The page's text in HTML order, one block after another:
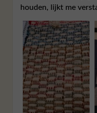
houden, lijkt me